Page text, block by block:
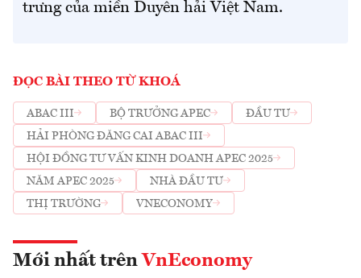
trưng của miền Duyên hải Việt Nam.
ĐỌC BÀI THEO TỪ KHOÁ
ABAC III BỘ TRƯỞNG APEC
ĐẦU TƯ
HẢI PHÒNG ĐĂNG CAI ABAC III
HỘI ĐỒNG TƯ VẤN KINH DOANH APEC 2025
NĂM APEC 2025
NHÀ ĐẦU TƯ
THỊ TRƯỜNG
VNECONOMY
Mới nhất trên VnEconomy